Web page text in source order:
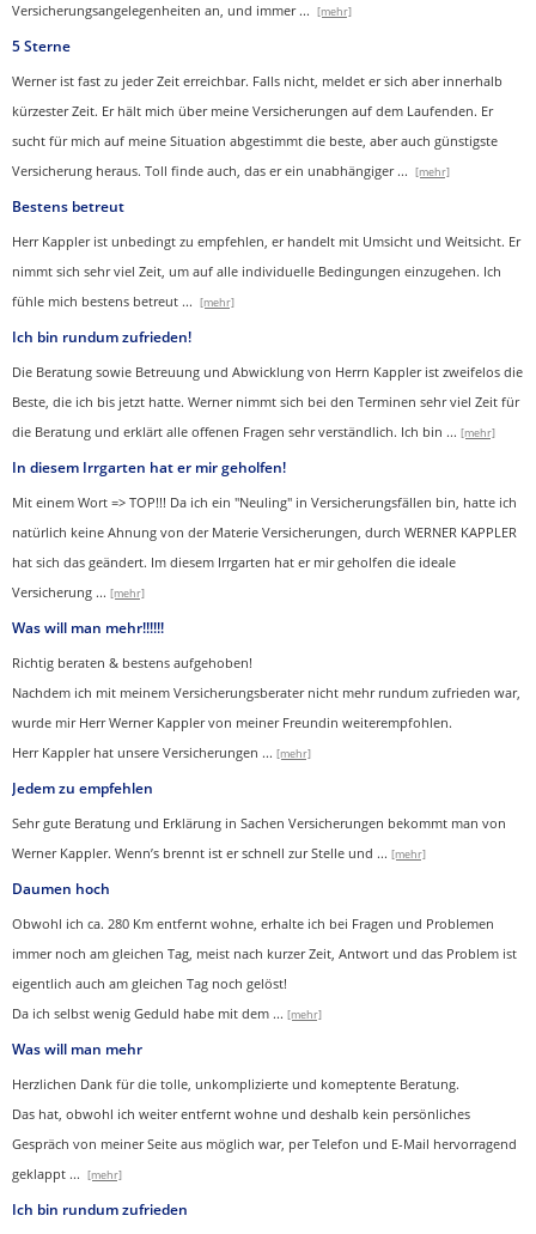
Versicherungsangelegenheiten an, und immer... [mehr]
5 Sterne
Werner ist fast zu jeder Zeit erreichbar. Falls nicht, meldet er sich aber innerhalb
kürzester Zeit. Er hält mich über meine Versicherungen auf dem Laufenden. Er
sucht für mich auf meine Situation abgestimmt die beste, aber auch günstigste
Versicherung heraus. Toll finde auch, das er ein unabhängiger ... [mehr]
Bestens betreut
Herr Kappler ist unbedingt zu empfehlen, er handelt mit Umsicht und Weitsicht. Er
nimmt sich sehr viel Zeit, um auf alle individuelle Bedingungen einzugehen. Ich
fühle mich bestens betreut ... [mehr]
Ich bin rundum zufrieden!
Die Beratung sowie Betreuung und Abwicklung von Herrn Kappler ist zweifelos die
Beste, die ich bis jetzt hatte. Werner nimmt sich bei den Terminen sehr viel Zeit für
die Beratung und erklärt alle offenen Fragen sehr verständlich. Ich bin ... [mehr]
In diesem Irrgarten hat er mir geholfen!
Mit einem Wort => TOP!!! Da ich ein "Neuling" in Versicherungsfällen bin, hatte ich
natürlich keine Ahnung von der Materie Versicherungen, durch WERNER KAPPLER
hat sich das geändert. Im diesem Irrgarten hat er mir geholfen die ideale
Versicherung ... [mehr]
Was will man mehr!!!!!!
Richtig beraten & bestens aufgehoben!
Nachdem ich mit meinem Versicherungsberater nicht mehr rundum zufrieden war,
wurde mir Herr Werner Kappler von meiner Freundin weiterempfohlen.
Herr Kappler hat unsere Versicherungen ... [mehr]
Jedem zu empfehlen
Sehr gute Beratung und Erklärung in Sachen Versicherungen bekommt man von
Werner Kappler. Wenn’s brennt ist er schnell zur Stelle und ... [mehr]
Daumen hoch
Obwohl ich ca. 280 Km entfernt wohne, erhalte ich bei Fragen und Problemen
immer noch am gleichen Tag, meist nach kurzer Zeit, Antwort und das Problem ist
eigentlich auch am gleichen Tag noch gelöst!
Da ich selbst wenig Geduld habe mit dem ... [mehr]
Was will man mehr
Herzlichen Dank für die tolle, unkomplizierte und komeptente Beratung.
Das hat, obwohl ich weiter entfernt wohne und deshalb kein persönliches
Gespräch von meiner Seite aus möglich war, per Telefon und E-Mail hervorragend
geklappt ... [mehr]
Ich bin rundum zufrieden